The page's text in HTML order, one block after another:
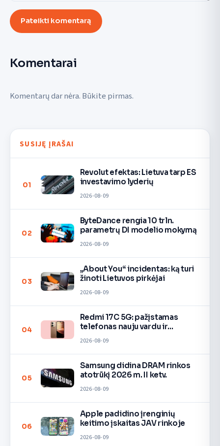
Pateikti komentarą
Komentarai
Komentarų dar nėra. Būkite pirmas.
SUSIJĘ ĮRAŠAI
01
Revolut efektas: Lietuva tarp ES
investavimo lyderių
2026-08-09
02
ByteDance rengia 10 trln.
parametrų DI modelio mokymą
2026-08-09
03
„About You“ incidentas: ką turi
žinoti Lietuvos pirkėjai
2026-08-09
04
Redmi 17C 5G: pažįstamas
telefonas nauju vardu ir
2026-08-09
05
Samsung didina DRAM rinkos
atotrūkį 2026 m. II ketv.
2026-08-09
06
Apple padidino įrenginių
keitimo įskaitas JAV rinkoje
2026-08-09